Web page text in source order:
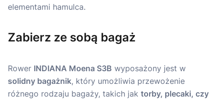
Zabierz ze sobą bagaż
Rower INDIANA Moena S3B wyposażony jest w
solidny bagażnik, który umożliwia przewożenie
różnego rodzaju bagaży, takich jak torby, plecaki, czy